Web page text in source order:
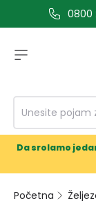
glavni sadržaj
0800
Da srolamo
Početna